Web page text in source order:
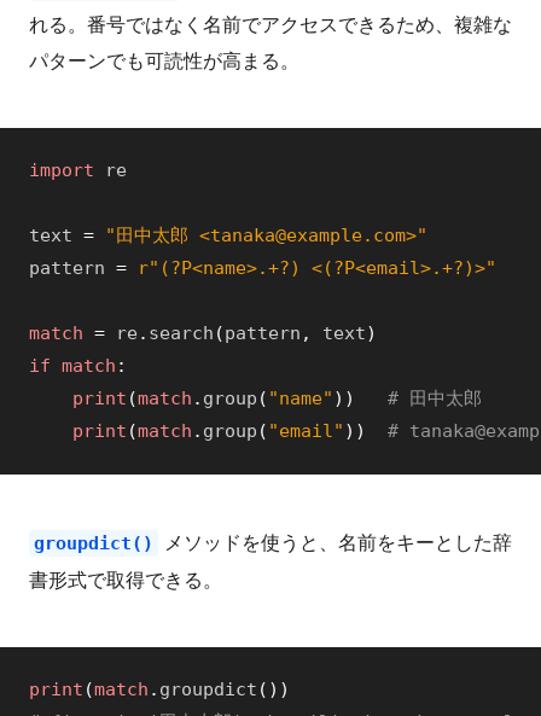
れる。番号ではなく名前でアクセスできるため、複雑な
パターンでも可読性が高まる。
import re
text =
"田中太郎 <tanaka@example.com>"
pattern = r"(?P<name>.+?) <(?P<email>.+?)>"
match = re . search (pattern , text)
if match :
print (match . group ( "name" ) )
# 田中太郎
print (match . group ( "email" ) ) #
groupdict()
メソッドを使うと、名前をキーとした辞
書形式で取得できる。
print (match . groupdict ( ) )